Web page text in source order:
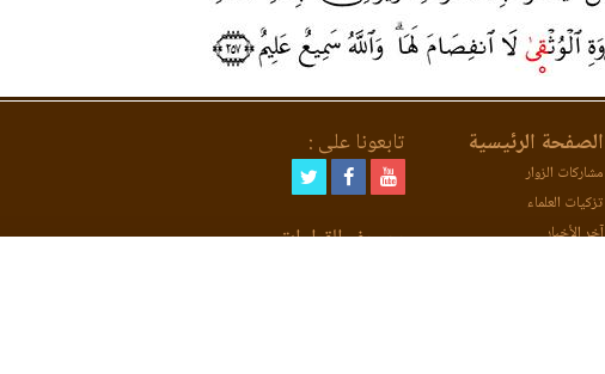
الصفحة الرئيسية
مشاركات الزوار
تزكيات العلماء
آخر الأخبار
تابعونا على :
مصحف القراءات